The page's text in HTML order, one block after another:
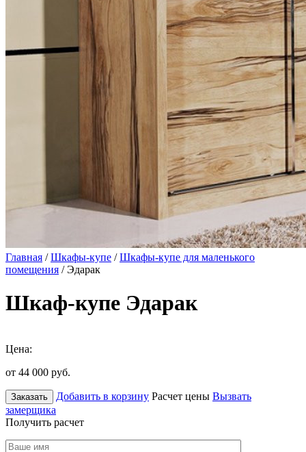
Главная /Шкафы-купе /Шкафы-купе для маленького
помещения / Эдарак
Шкаф-купе Эдарак
Цена:
от 44 000 руб.
Заказать Добавить в корзину Расчет цены Вызвать
замерщика
Получить расчет